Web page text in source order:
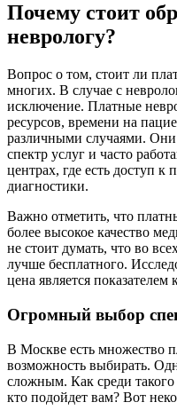
Почему стоит
неврологу?
Вопрос о том, стоит ли
многих. В случае с
исключение. Платные
ресурсов, времени на
различными случаями.
спектр услуг и часто
центрах, где есть доступ
диагностики.
Важно отметить, что
более высокое качество
не стоит думать, что во
лучше бесплатного.
цена является показателем
Огромный выбор
В Москве есть множество
возможность выбирать.
сложным. Как среди
кто подойдет вам? Вот